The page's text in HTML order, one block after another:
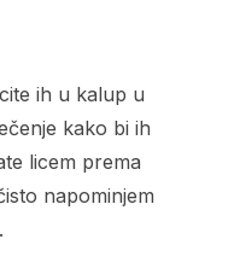
ih u kalup u
kako bi ih
licem prema
napominjem